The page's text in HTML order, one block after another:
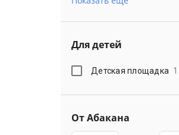
Для детей
Детская площадка 1
От Абакана